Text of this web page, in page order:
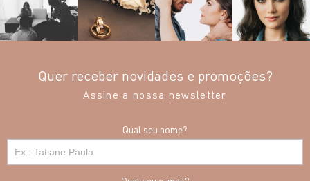
Quer receber novidades e promoções?
Assine a nossa newsletter
Qual seu nome?